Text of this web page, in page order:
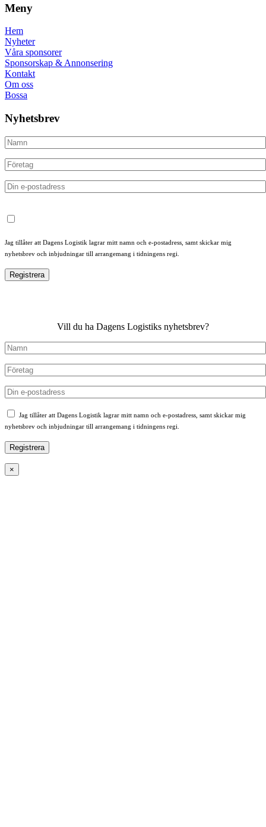
Meny
Hem
Nyheter
Våra sponsorer
Sponsorskap & Annonsering
Kontakt
Om oss
Bossa
Nyhetsbrev
Jag tillåter att Dagens Logistik lagrar mitt namn och e-postadress, samt skickar mig
nyhetsbrev och inbjudningar till arrangemang i tidningens regi.
Vill du ha Dagens Logistiks nyhetsbrev?
Jag tillåter att Dagens Logistik lagrar mitt namn och e-postadress, samt skickar mig
nyhetsbrev och inbjudningar till arrangemang i tidningens regi.
×